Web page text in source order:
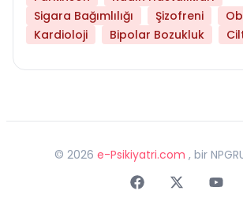
Sigara Bağımlılığı
Şizofreni
Kardioloji
Bipolar Bozukluk
© 2026 e-Psikiyatri.com , bir